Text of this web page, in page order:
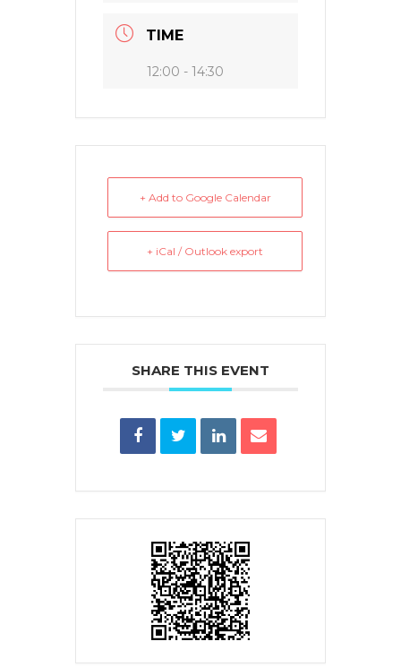
TIME
12:00 - 14:30
+ Add to Google Calendar
+ iCal / Outlook export
SHARE THIS EVENT